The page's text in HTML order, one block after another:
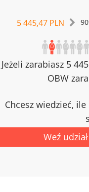
5 445,47 PLN
Jeżeli zarabiasz 5
OBW
Chcesz wiedzieć,
Weź